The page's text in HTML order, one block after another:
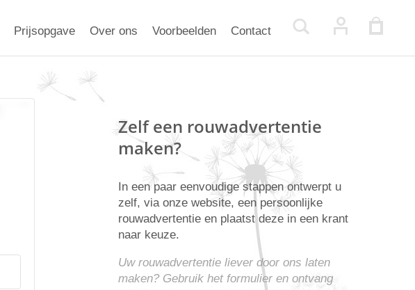
Prijsopgave Over ons Voorbeelden Contact
Zelf een rouwadvertentie
maken?
In een paar eenvoudige stappen ontwerpt u
zelf, via onze website, een persoonlijke
rouwadvertentie en plaatst deze in een krant
naar keuze.
Uw rouwadvertentie liever door ons laten
maken? Gebruik het formulier en ontvang